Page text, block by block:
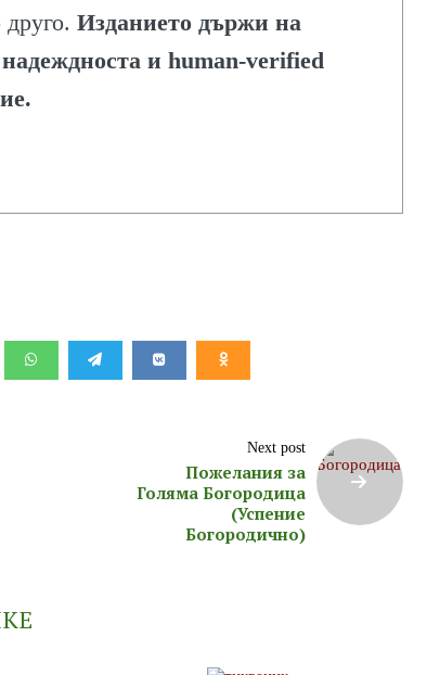
друго.Изданието държи на
надеждноста и human-verified
Next post
Пожелания за
Голяма Богородица
(Успение
Богородично)